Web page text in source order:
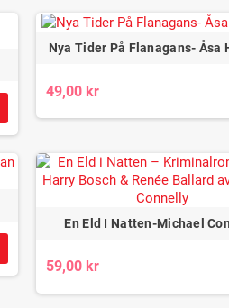
Nya Tider På Flanagans- Åsa
49,00 kr
En Eld I Natten-Michael
59,00 kr